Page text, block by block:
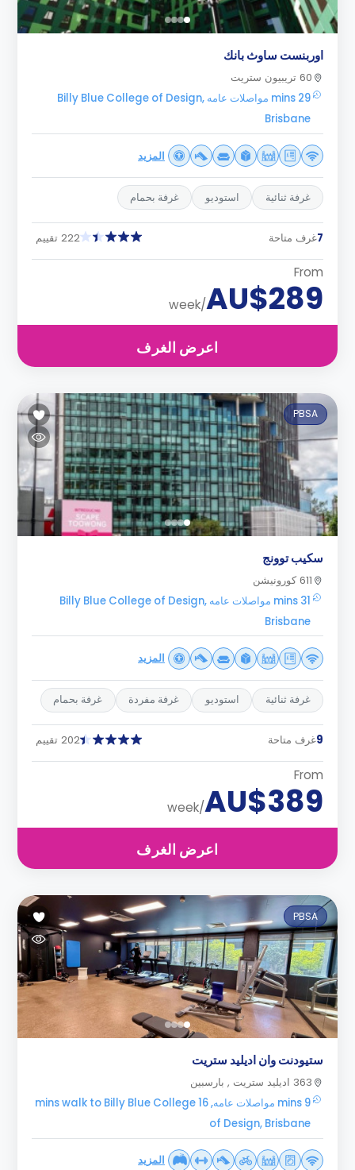
اوربنست ساوث بانك
60 تريبيون ستريت
29 mins مواصلات عامه Billy Blue College of Design,
Brisbane
المزيد
غرفة ثنائية استوديو غرفة بحمام
7غرف متاحة 222 تقييم
From
AU$289
/week
اعرض الغرف
PBSA
سكيب توونج
611 كورونيشن
31 mins مواصلات عامه Billy Blue College of Design,
Brisbane
المزيد
غرفة ثنائية استوديو غرفة مفردة غرفة بحمام
9غرف متاحة 202 تقييم
From
AU$389
/week
اعرض الغرف
PBSA
ستيودنت وان اديليد ستريت
363 اديليد ستريت , بارسبين
9 mins مواصلات عامه, 16 mins walk to Billy Blue College
of Design, Brisbane
المزيد